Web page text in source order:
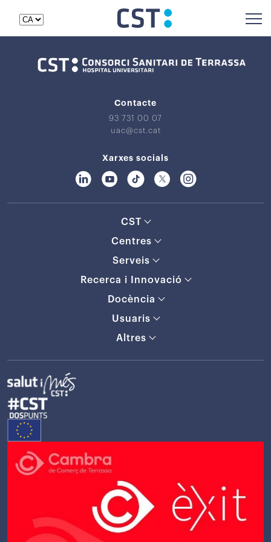
Contacte
93 731 00 07
uac@cst.cat
Xarxes socials
CST
Centres
Serveis
Recerca i Innovació
Docència
Usuaris
Altres